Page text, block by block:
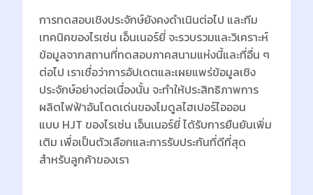
การทดสอบเชิงประจักษ์ยังคงดำเนินต่อไป และทีม
เทคนิคของไรเซ่น เอ็นเนอร์ยี่ จะรวบรวมและวิเคราะห์
ข้อมูลจากสถานที่ทดสอบภาคสนามแห่งนี้และที่อื่น ๆ
ต่อไป เราเชื่อว่าการอัปเดตและเผยแพร่ข้อมูลเชิง
ประจักษ์อย่างต่อเนื่องนั้น จะทำให้ประสิทธิภาพการ
ผลิตไฟฟ้าอันโดดเด่นของโมดูลไฮเปอร์ไอออน
แบบ HJT ของไรเซ่น เอ็นเนอร์ยี่ ได้รับการยืนยันเพิ่ม
เติม เพื่อเป็นตัวเลือกและการรับประกันที่ดีที่สุด
สำหรับลูกค้าของเรา